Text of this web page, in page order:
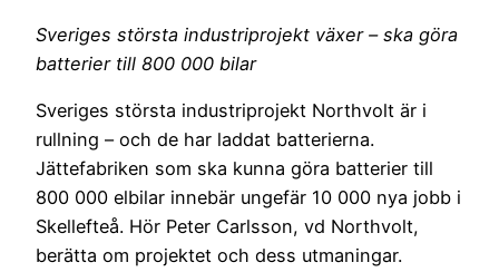
Sveriges största industriprojekt växer – ska göra
batterier till 800 000 bilar
Sveriges största industriprojekt Northvolt är i
rullning – och de har laddat batterierna.
Jättefabriken som ska kunna göra batterier till
800 000 elbilar innebär ungefär 10 000 nya jobb i
Skellefteå. Hör Peter Carlsson, vd Northvolt,
berätta om projektet och dess utmaningar.